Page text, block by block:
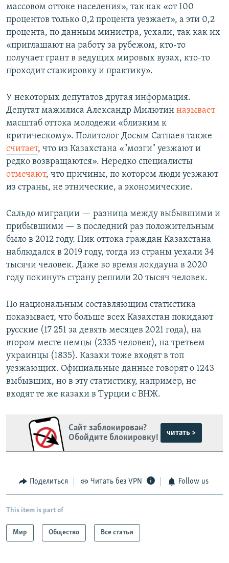
массовом оттоке населения», так как «от 100
процентов только 0,2 процента уезжает», а эти 0,2
процента, по данным министра, уехали, так как их
«приглашают на работу за рубежом, кто-то
получает грант в ведущих мировых вузах, кто-то
проходит стажировку и практику».
У некоторых депутатов другая информация.
Депутат мажилиса Александр Милютин называет
масштаб оттока молодежи «близким к
критическому». Политолог Досым Сатпаев также
считает, что из Казахстана «"мозги" уезжают и
редко возвращаются». Нередко специалисты
отмечают, что причины, по котором люди уезжают
из страны, не этнические, а экономические.
Сальдо миграции — разница между выбывшими и
прибывшими — в последний раз положительным
было в 2012 году. Пик оттока граждан Казахстана
наблюдался в 2019 году, тогда из страны уехали 34
тысячи человек. Даже во время локдауна в 2020
году покинуть страну решили 20 тысяч человек.
По национальным составляющим статистика
показывает, что больше всех Казахстан покидают
русские (17 251 за девять месяцев 2021 года), на
втором месте немцы (2335 человек), на третьем
украинцы (1835). Казахи тоже входят в топ
уезжающих. Официальные данные говорят о 1243
выбывших, но в эту статистику, например, не
входят те же казахи в Турции с ВНЖ.
Сайт заблокирован?
Обойдите блокировку!
читать >
Поделиться Читать без VPN Follow us
This item is part of
Мир Общество Все статьи